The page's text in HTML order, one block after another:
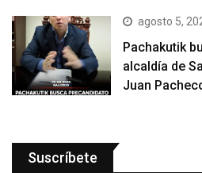
agosto 5,
Pachakutik
alcaldía de
Juan
Suscríbete